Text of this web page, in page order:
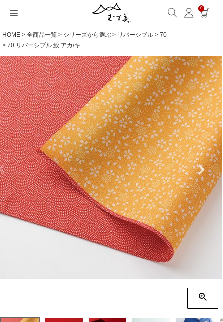
0
HOME 全商品一覧 シリーズから選ぶ リバーシブル
70
70 リバーシブル 鮫 アカ/キ
サイズから選ぶ
サイズ一覧
Sサイズ(約45～50cm)
Mサイズ(約68～70cm)
Lサイズ(約90～120cm)
XLサイズ(約130cm～)
ギフトシーンから選ぶ
ギフトシーン一覧
内祝い
婚礼・引出物
卒入学・就職祝い
弔事・法事
記念品
海外へのお土産
シーンから選ぶ
シーン一覧
毎日使うもの
お買い物
旅行
インテリア
ギフトラッピング
とっておきの日
素材から選ぶ
撥水加工
綿(コットン)
ポリエステル
リネン
ウール
レーヨン
正絹(絹100％)
シリーズ名から選ぶ
全てのシリーズ
アクアドロップ(撥水)
ミナ ペルホネン
ひめむすび(Adeline Klam)
kata kata
鈴木マサル
こはれ
ふくさ（念珠）・はんかち・書籍
ふくさ・念珠入れ
はんかち・手ぬぐい
ふろしき書籍
名入れ・ラッピング
名入れ・記念品
無料ラッピング
紙箱・木箱
発送・お問い合わせ
送料・お支払い方法
海外発送の方（English）
よくあるご質問
お問い合わせ
包み方・お手入れ
洗濯・お手入れ
包み方・使い方
ワークショップ案内
ブログ・特集
読みもの(ブログ)
特集
キャンペーン情報
読みもの(ブログ)
読みもの一覧
一升餅におすすめ
ストール巻き方
洋服カバー
ふろしきパッチン活用
特集
特集一覧
ECOバッグ 100cm
ECOバッグ 70cm
OUTDOOR
むす美とは
About us
お取引をご希望の方